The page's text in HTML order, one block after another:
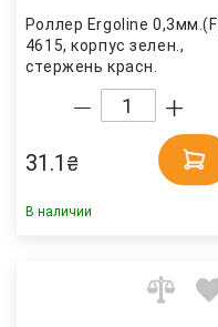
Роллер Ergoline
4615, корпус зелен.,
стержень красн.
Centropen
31.1 ₴
В наличии